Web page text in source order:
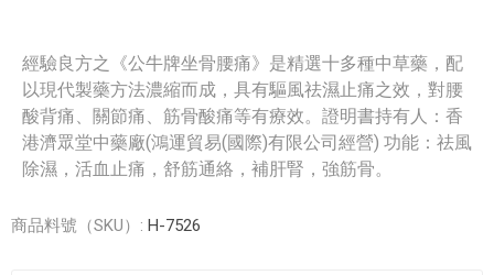
經驗良方之《公牛牌坐骨腰痛》是精選十多種中草藥，配
以現代製藥方法濃縮而成，具有驅風祛濕止痛之效，對腰
酸背痛、關節痛、筋骨酸痛等有療效。證明書持有人：香
港濟眾堂中藥廠(鴻運貿易(國際)有限公司經營) 功能：祛風
除濕，活血止痛，舒筋通絡，補肝腎，強筋骨。
商品料號（SKU）: H-7526